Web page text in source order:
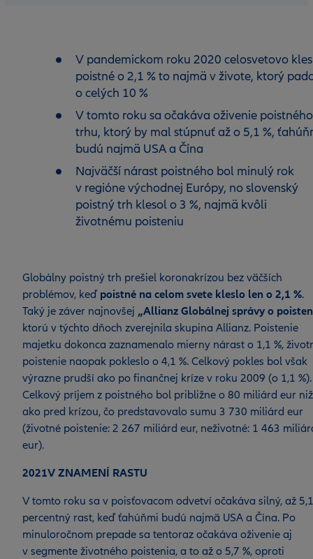
V pandemickom roku 2020 celosvetovo
poistné o 2,1 % to najmä v živote, ktorý
o celých 10 %
V tomto roku sa očakáva oživenie poistného
trhu, ktorý by mal stúpnuť až o 5,1 %,
budú najmä USA a Čína
Najväčší nárast poistného bol minulý rok
v regióne východnej Európy, no slovenský
poistný trh klesol o 3 %, najmä kvôli
životnému poisteniu
Globálny poistný trh prešiel koronakrízou bez väčších
problémov, keď poistné na celom svete kleslo len o 2,1 %.
Taký je záver najnovšej „Allianz Globálnej správy o
ktorú v týchto dňoch zverejnila skupina Allianz. Poistenie
majetku dokonca zaznamenalo mierny nárast o 1,1 %,
poistenie naopak pokleslo o 4,1 %. Celkový pokles bol však
výrazne prudší ako po finančnej kríze v roku 2009 (o 1,1 %).
Celkový príjem z poistného bol približne o 80 miliárd eur
ako pred krízou, čo predstavovalo sumu 3 730 miliárd eur
(životné poistenie: 2 267 miliárd eur, neživotné: 1 463
eur).
2021V ZNAMENÍ RASTU
V tomto roku sa v poisťovacom odvetví očakáva silný, až
percentný rast, keď ťahúňmi budú najmä USA a Čína. Po
minuloročnom prepade sa tentoraz očakáva oživenie aj
v segmente životného poistenia, a to až o 5,7 %, oproti